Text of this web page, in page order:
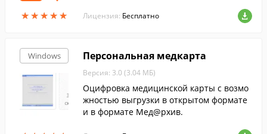
★★★★★
★★★★★ Лицензия: Бесплатно
Windows Персональная медкарта
Версия: 3.0 (3.04 МБ)
Оцифровка медицинской карты с возмо
жностью выгрузки в открытом формате
и в формате Мед@рхив.